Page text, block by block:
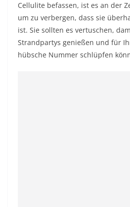
Cellulite befassen, ist es an der
um zu verbergen, dass sie
ist. Sie sollten es vertuschen,
Strandpartys genießen und für
hübsche Nummer schlüpfen